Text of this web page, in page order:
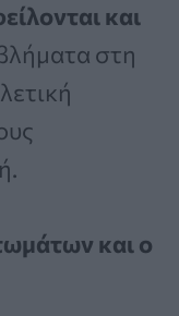
και
στη
και ο